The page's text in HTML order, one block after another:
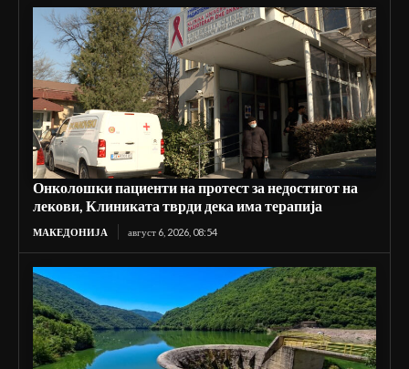
Онколошки пациенти на протест за недостигот на
лекови, Клиниката тврди дека има терапија
МАКЕДОНИЈА август 6, 2026, 08:54